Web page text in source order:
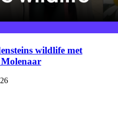
wildlife met